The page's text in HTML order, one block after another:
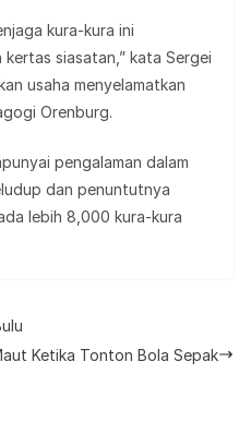
kura-kura ini
siasatan,” kata Sergei
usaha menyelamatkan
Orenburg.
pengalaman dalam
dan penuntutnya
lebih 8,000 kura-kura
Ketika Tonton Bola Sepak